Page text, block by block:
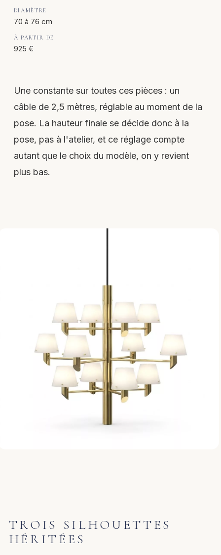
70 à 76 cm
925 €
Une constante sur toutes ces pièces : un
câble de 2,5 mètres, réglable au moment de la
pose. La hauteur finale se décide donc à la
pose, pas à l'atelier, et ce réglage compte
autant que le choix du modèle, on y revient
plus bas.
TROIS SILHOUETTES
HÉRITÉES